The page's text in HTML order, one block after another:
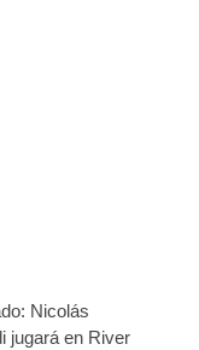
Nicolás
jugará en River